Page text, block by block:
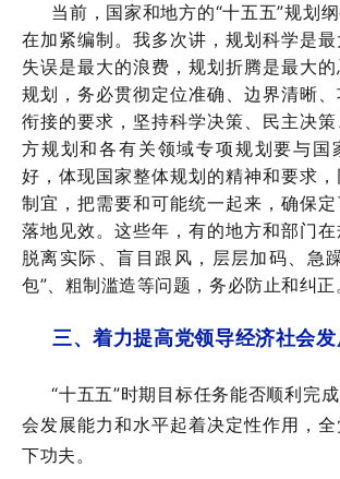
当前，国家和地方的“十五五”规划
在加紧编制。我多次讲，规划科学是
失误是最大的浪费，规划折腾是最大
规划，务必贯彻定位准确、边界清晰
衔接的要求，坚持科学决策、民主决
方规划和各有关领域专项规划要与国
好，体现国家整体规划的精神和要求
制宜，把需要和可能统一起来，确保
落地见效。这些年，有的地方和部门
脱离实际、盲目跟风，层层加码、急
包”、粗制滥造等问题，务必防止和纠正
三、着力提高党领导经济社会
“十五五”时期目标任务能否顺利完
会发展能力和水平起着决定性作用，
下功夫。